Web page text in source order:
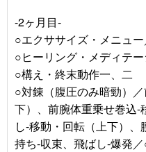
-2ヶ月目-
○エクササイズ・メニュ
○ヒーリング・メディテ
○構え・終末動作一、二
○対錬（腹圧のみ暗勁）
下）、前腕体重乗せ巻込-
し-移動・回転（上下）
持ち-収束、飛ばし-爆発